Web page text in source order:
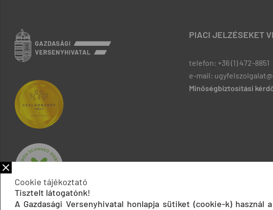
PIACI JELZÉSEKET
telefon: +36 (1) 472-8851
e-mail:
Minőségbiztosítási
Cookie tájékoztató
Tisztelt látogatónk!
A Gazdasági Versenyhivatal honlapja sütiket (cookie-k)